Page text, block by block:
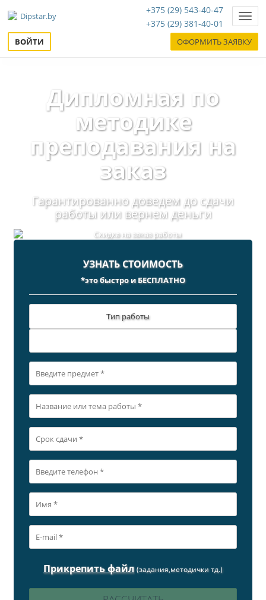
+375 (29) 543-40-47
+375 (29) 381-40-01
ВОЙТИ ОФОРМИТЬ ЗАЯВКУ
Дипломная по
методике
преподавания на
заказ
Гарантированно доведем до сдачи
работы или вернем деньги
УЗНАТЬ СТОИМОСТЬ
*это быстро и БЕСПЛАТНО
Тип работы
Прикрепить файл (задания,методички тд.)